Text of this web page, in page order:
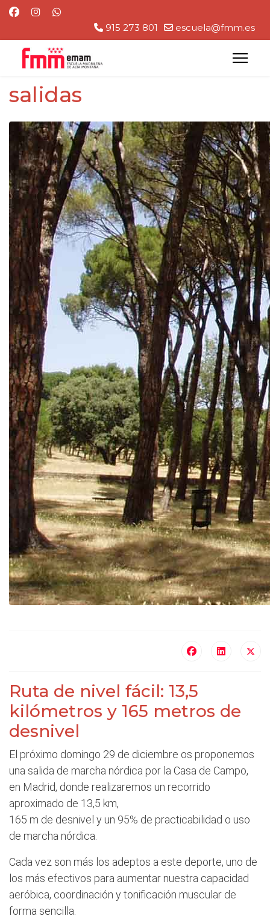
915 273 801 escuela@fmm.es
salidas
Ruta de nivel fácil: 13,5
kilómetros y 165 metros de
desnivel
El próximo domingo 29 de diciembre os proponemos
una salida de marcha nórdica por la Casa de Campo,
en Madrid, donde realizaremos un recorrido
aproximado de 13,5 km,
165 m de desnivel y un 95% de practicabilidad o uso
de marcha nórdica.
Cada vez son más los adeptos a este deporte, uno de
los más efectivos para aumentar nuestra capacidad
aeróbica, coordinación y tonificación muscular de
forma sencilla.